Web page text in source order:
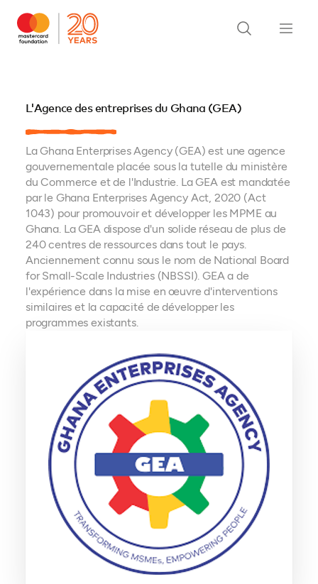
L'Agence des entreprises du Ghana (GEA)
La Ghana Enterprises Agency (GEA) est une agence
gouvernementale placée sous la tutelle du ministère
du Commerce et de l'Industrie. La GEA est mandatée
par le Ghana Enterprises Agency Act, 2020 (Act
1043) pour promouvoir et développer les MPME au
Ghana. La GEA dispose d'un solide réseau de plus de
240 centres de ressources dans tout le pays.
Anciennement connu sous le nom de National Board
for Small-Scale Industries (NBSSI). GEA a de
l'expérience dans la mise en œuvre d'interventions
similaires et la capacité de développer les
programmes existants.